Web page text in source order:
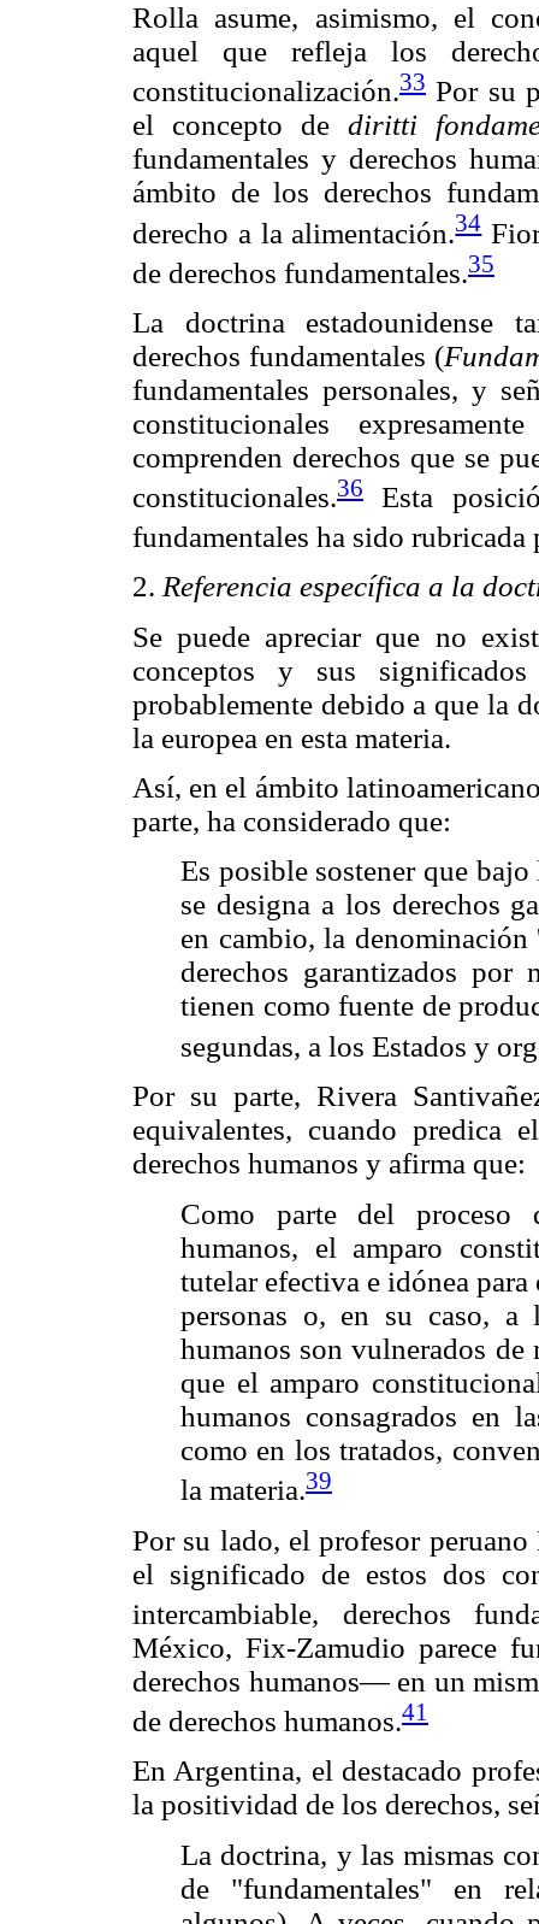
Rolla asume, asimismo, el
aquel que refleja los
constitucionalización.33 Por su
el concepto de diritti
fundamentales y derechos
ámbito de los derechos
derecho a la alimentación.34
de derechos fundamentales.35
La doctrina estadounidense
derechos fundamentales (
fundamentales personales, y
constitucionales
comprenden derechos que se
constitucionales.36
Esta
fundamentales ha sido
2. Referencia específica a la
Se puede apreciar que no
conceptos y sus
probablemente debido a que la
la europea en esta materia.
Así, en el ámbito
parte, ha considerado que:
Es posible sostener que
se designa a los derechos
en cambio, la denominación
derechos garantizados por
tienen como fuente de
segundas, a los Estados y
Por su parte, Rivera
equivalentes, cuando predica
derechos humanos y afirma que:
Como parte del proceso
humanos, el amparo
tutelar efectiva e idónea
personas o, en su caso, a
humanos son vulnerados
que el amparo
humanos consagrados en
como en los tratados,
la materia.39
Por su lado, el profesor
el significado de estos dos
intercambiable, derechos
México, Fix-Zamudio parece
derechos humanos— en un
de derechos humanos.41
En Argentina, el destacado
la positividad de los derechos,
La doctrina, y las mismas
de "fundamentales" en